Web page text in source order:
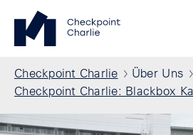
Direkt zum Inhalt
Standortmenu
Show locations
STIFTUNG BERLINER
Alle Standorte
Checkpoint Charlie Startseite
Pfadnavigation
Checkpoint Charlie Über Uns
Checkpoint Charlie: Blackbox